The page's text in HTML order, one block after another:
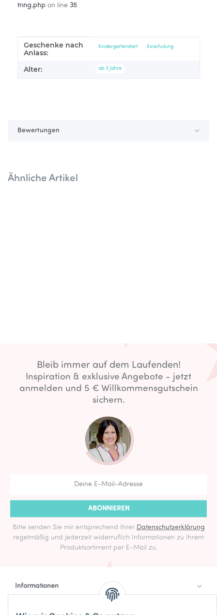
tring.php on line 35
Produkteigenschaft
Wert
Geschenke nach
Anlass:
Kindergartenstart Einschulung
Alter: ab 3 Jahre
Bewertungen
Ähnliche Artikel
Bleib immer auf dem Laufenden!
Inspiration & exklusive Angebote - jetzt
anmelden und 5 € Willkommensgutschein
sichern.
ABONNIEREN
Bitte senden Sie mir entsprechend Ihrer Datenschutzerklärung
regelmäßig und jederzeit widerruflich Informationen zu Ihrem
Produktsortiment per E-Mail zu.
Informationen
Zahlung & Versand